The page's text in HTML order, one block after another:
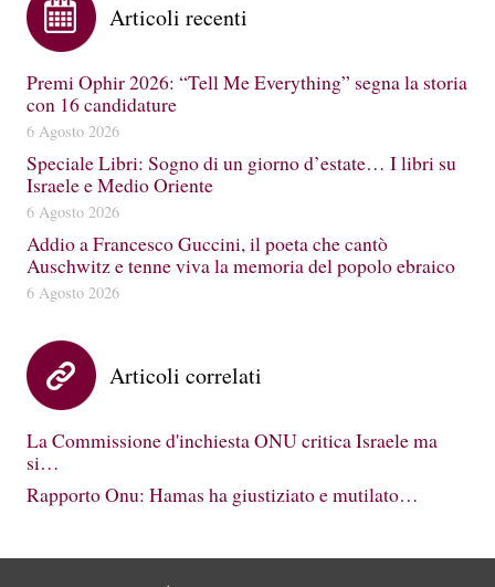
Articoli recenti
Premi Ophir 2026: “Tell Me Everything” segna la storia
con 16 candidature
6 Agosto 2026
Speciale Libri: Sogno di un giorno d’estate… I libri su
Israele e Medio Oriente
6 Agosto 2026
Addio a Francesco Guccini, il poeta che cantò
Auschwitz e tenne viva la memoria del popolo ebraico
6 Agosto 2026
Articoli correlati
La Commissione d'inchiesta ONU critica Israele ma
si…
Rapporto Onu: Hamas ha giustiziato e mutilato…